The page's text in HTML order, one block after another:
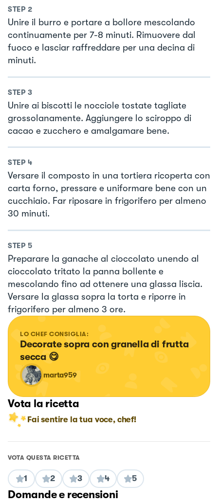
STEP 2
Unire il burro e portare a bollore mescolando
continuamente per 7-8 minuti. Rimuovere dal
fuoco e lasciar raffreddare per una decina di
minuti.
STEP 3
Unire ai biscotti le nocciole tostate tagliate
grossolanamente. Aggiungere lo sciroppo di
cacao e zucchero e amalgamare bene.
STEP 4
Versare il composto in una tortiera ricoperta con
carta forno, pressare e uniformare bene con un
cucchiaio. Far riposare in frigorifero per almeno
30 minuti.
STEP 5
Preparare la ganache al cioccolato unendo al
cioccolato tritato la panna bollente e
mescolando fino ad ottenere una glassa liscia.
Versare la glassa sopra la torta e riporre in
frigorifero per almeno 3 ore.
LO CHEF CONSIGLIA:
Decorate sopra con granella di frutta
secca 😋
marta959
Vota la ricetta
Fai sentire la tua voce, chef!
VOTA QUESTA RICETTA
1 2 3 4 5
Domande e recensioni